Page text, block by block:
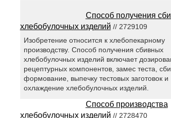
Способ получения
хлебобулочных изделий // 2729109
Изобретение относится к хлебопекарному
производству. Способ получения сбивных
хлебобулочных изделий включает
рецептурных компонентов, замес теста,
формование, выпечку тестовых заготовок и
охлаждение хлебобулочных изделий.
Способ производства
хлебобулочных изделий // 2728470